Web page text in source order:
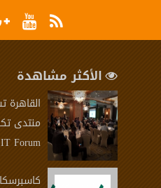
الأكثر مشاهدة
منتدى
Forum